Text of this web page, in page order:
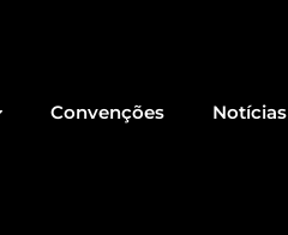
Convenções Notícias